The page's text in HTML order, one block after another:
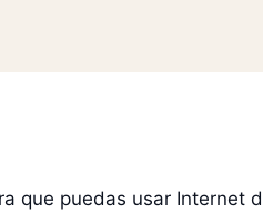
que puedas usar Internet